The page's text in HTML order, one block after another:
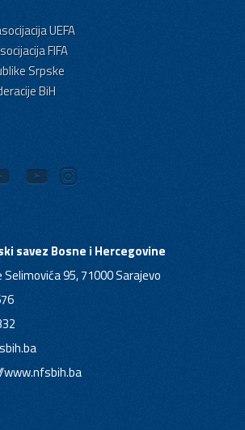
UEFA
FIFA
Srpske
BiH
savez Bosne i Hercegovine
95, 71000 Sarajevo